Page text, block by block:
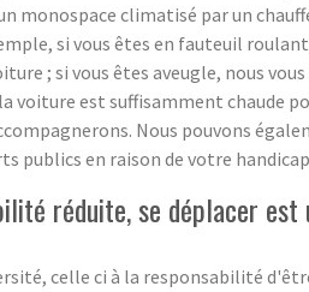
monospace climatisé par un
si vous êtes en fauteuil
; si vous êtes aveugle, nous
voiture est suffisamment chaude
Nous pouvons
publics en raison de votre
réduite, se déplacer
celle ci à la responsabilité